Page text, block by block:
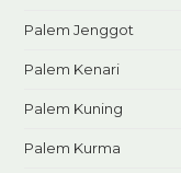
Palem Jenggot
Palem Kenari
Palem Kuning
Palem Kurma